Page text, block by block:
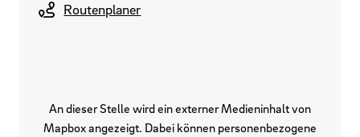
Routenplaner
An dieser Stelle wird ein externer Medieninhalt von
Mapbox angezeigt. Dabei können personenbezogene